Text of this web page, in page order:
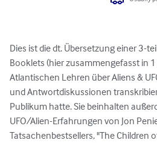
Dies ist die dt. Übersetzung einer 3-
Booklets (hier zusammengefasst in
Atlantischen Lehren über Aliens &
und Antwortdiskussionen
Publikum hatte. Sie beinhalten
UFO/Alien-Erfahrungen von Jon
Tatsachenbestsellers, "The Children